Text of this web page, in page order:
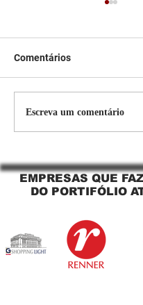
Persiana Rolo Tela
O Segredo para
Comentários
Escreva um comentário
EMPRESAS QUE
DO PORTIFÓLIO